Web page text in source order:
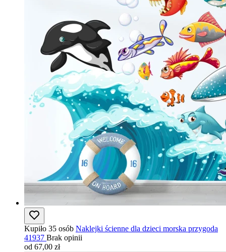
Kupiło 35 osób Naklejki ścienne dla dzieci morska przygoda
41937 Brak opinii
od 67,00 zł